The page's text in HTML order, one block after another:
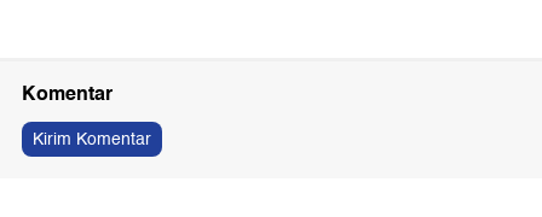
Komentar
Kirim Komentar